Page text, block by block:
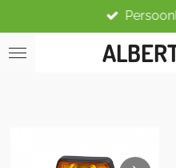
direct
naar